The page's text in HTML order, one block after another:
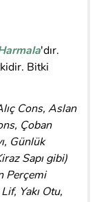
'dır.
Bitki
Cons, Aslan
Çoban
Günlük
Sapı gibi)
Perçemi
Yakı Otu,